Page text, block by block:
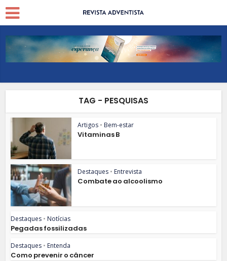
TAG - PESQUISAS
Artigos • Bem-estar
Vitaminas B
Destaques • Entrevista
Combate ao alcoolismo
Destaques • Notícias
Pegadas fossilizadas
Destaques • Entenda
Como prevenir o câncer